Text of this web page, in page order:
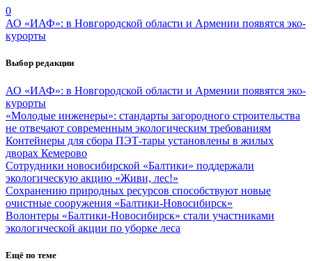
0
АО «ИАФ»: в Новгородской области и Армении появятся эко-
курорты
Выбор редакции
АО «ИАФ»: в Новгородской области и Армении появятся эко-
курорты
«Молодые инженеры»: стандарты загородного строительства
не отвечают современным экологическим требованиям
Контейнеры для сбора ПЭТ-тары установлены в жилых
дворах Кемерово
Сотрудники новосибирской «Балтики» поддержали
экологическую акцию «Живи, лес!»
Сохранению природных ресурсов способствуют новые
очистные сооружения «Балтики-Новосибирск»
Волонтеры «Балтики-Новосибирск» стали участниками
экологической акции по уборке леса
Ещё по теме